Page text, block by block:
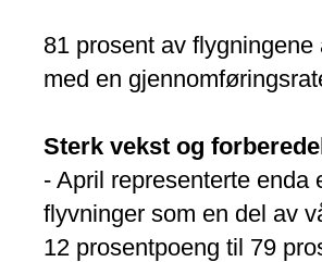
81 prosent av
med en
Sterk vekst og
- April representerte
flyvninger som en del av
12 prosentpoeng til 79